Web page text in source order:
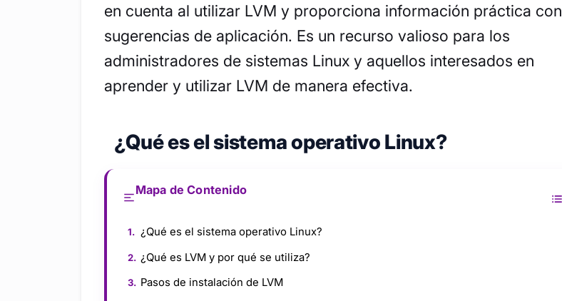
en cuenta al utilizar LVM y proporciona información práctica con
sugerencias de aplicación. Es un recurso valioso para los
administradores de sistemas Linux y aquellos interesados en
aprender y utilizar LVM de manera efectiva.
¿Qué es el sistema operativo Linux?
Mapa de Contenido
¿Qué es el sistema operativo Linux?
¿Qué es LVM y por qué se utiliza?
Pasos de instalación de LVM